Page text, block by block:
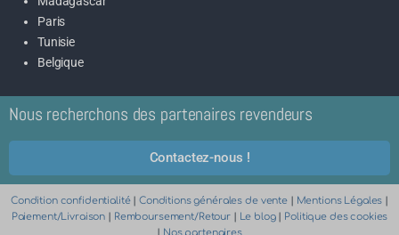
Paris
Tunisie
Belgique
Nous recherchons des partenaires revendeurs
Contactez-nous !
Condition confidentialité|Conditions générales de vente| Mentions Légales |
Paiement/Livraison | Remboursement/Retour | Le blog| Politique des cookies